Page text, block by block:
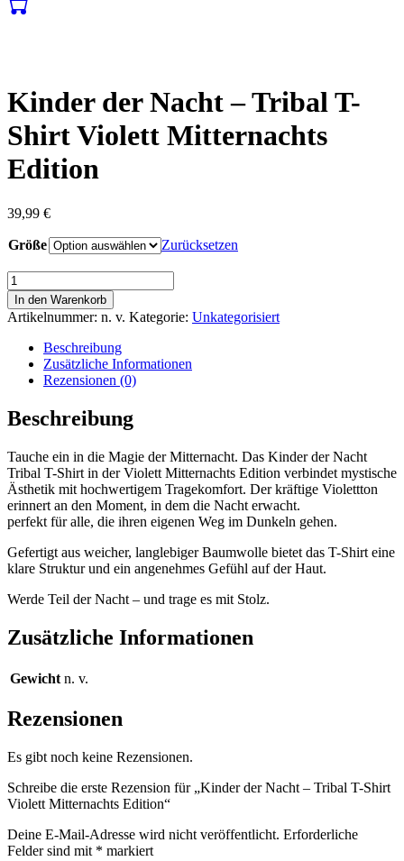
Kinder der Nacht – Tribal T-
Shirt Violett Mitternachts
Edition
39,99 €
Größe
Zurücksetzen
Kinder
der
Nacht
–
Tribal
Shirt
Violett
Mitternachts
Edition
In den Warenkorb
Artikelnummer: n. v. Kategorie: Unkategorisiert
Beschreibung
Zusätzliche Informationen
Rezensionen (0)
Beschreibung
Tauche ein in die Magie der Mitternacht. Das Kinder der Nacht
Tribal T-Shirt in der Violett Mitternachts Edition verbindet mystische
Ästhetik mit hochwertigem Tragekomfort. Der kräftige Violettton
erinnert an den Moment, in dem die Nacht erwacht.
perfekt für alle, die ihren eigenen Weg im Dunkeln gehen.
Gefertigt aus weicher, langlebiger Baumwolle bietet das T-Shirt eine
klare Struktur und ein angenehmes Gefühl auf der Haut.
Werde Teil der Nacht – und trage es mit Stolz.
Zusätzliche Informationen
Gewicht n. v.
Rezensionen
Es gibt noch keine Rezensionen.
Schreibe die erste Rezension für „Kinder der Nacht – Tribal T-Shirt
Violett Mitternachts Edition“
Deine E-Mail-Adresse wird nicht veröffentlicht. Erforderliche
Felder sind mit * markiert